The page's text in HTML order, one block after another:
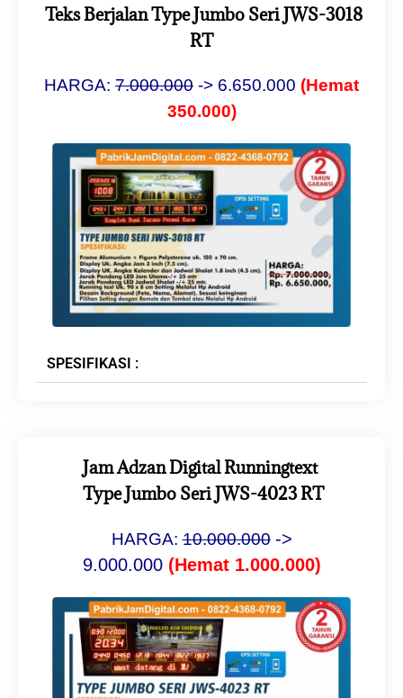
Teks Berjalan Type Jumbo Seri JWS-3018
RT
HARGA: 7.000.000 -> 6.650.000 (Hemat
350.000)
SPESIFIKASI :
Jam Adzan Digital Runningtext
Type Jumbo Seri JWS-4023 RT
HARGA:10.000.000 ->
9.000.000 (Hemat 1.000.000)